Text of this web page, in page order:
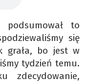
to
się
grała, bo jest w
tydzień temu.
zdecydowanie,